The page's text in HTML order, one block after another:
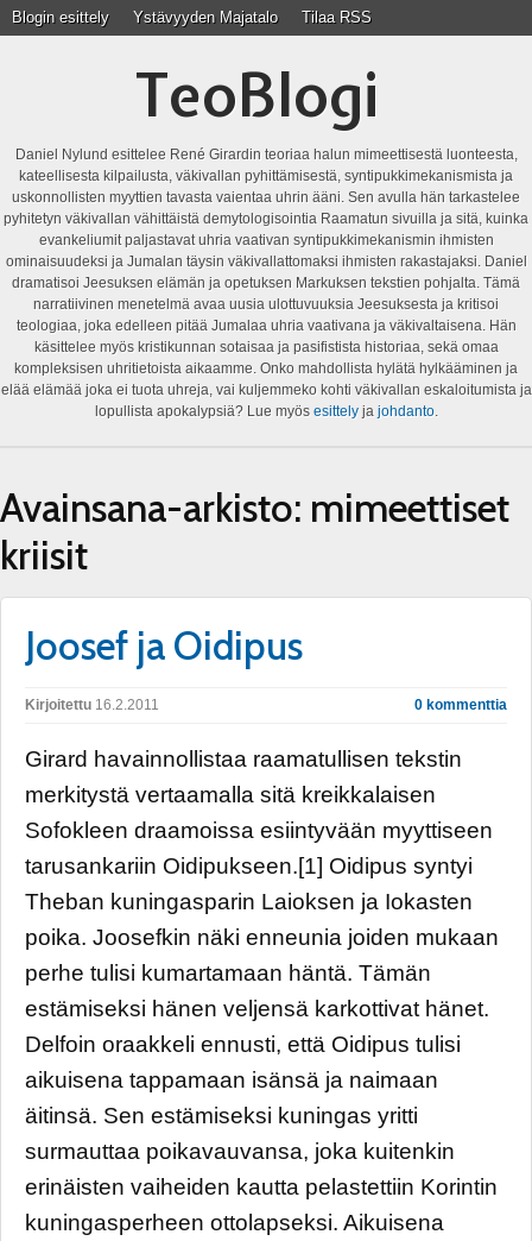
Blogin esittely Ystävyyden Majatalo Tilaa RSS
TeoBlogi
Daniel Nylund esittelee René Girardin teoriaa halun mimeettisestä luonteesta,
kateellisesta kilpailusta, väkivallan pyhittämisestä, syntipukkimekanismista ja
uskonnollisten myyttien tavasta vaientaa uhrin ääni. Sen avulla hän tarkastelee
pyhitetyn väkivallan vähittäistä demytologisointia Raamatun sivuilla ja sitä, kuinka
evankeliumit paljastavat uhria vaativan syntipukkimekanismin ihmisten
ominaisuudeksi ja Jumalan täysin väkivallattomaksi ihmisten rakastajaksi. Daniel
dramatisoi Jeesuksen elämän ja opetuksen Markuksen tekstien pohjalta. Tämä
narratiivinen menetelmä avaa uusia ulottuvuuksia Jeesuksesta ja kritisoi
teologiaa, joka edelleen pitää Jumalaa uhria vaativana ja väkivaltaisena. Hän
käsittelee myös kristikunnan sotaisaa ja pasifistista historiaa, sekä omaa
kompleksisen uhritietoista aikaamme. Onko mahdollista hylätä hylkääminen ja
elää elämää joka ei tuota uhreja, vai kuljemmeko kohti väkivallan eskaloitumista ja
lopullista apokalypsiä? Lue myös esittelyja johdanto.
Avainsana-arkisto: mimeettiset
kriisit
Joosef ja Oidipus
Kirjoitettu 16.2.2011 0 kommenttia
Girard havainnollistaa raamatullisen tekstin
merkitystä vertaamalla sitä kreikkalaisen
Sofokleen draamoissa esiintyvään myyttiseen
tarusankariin Oidipukseen.[1] Oidipus syntyi
Theban kuningasparin Laioksen ja Iokasten
poika. Joosefkin näki enneunia joiden mukaan
perhe tulisi kumartamaan häntä. Tämän
estämiseksi hänen veljensä karkottivat hänet.
Delfoin oraakkeli ennusti, että Oidipus tulisi
aikuisena tappamaan isänsä ja naimaan
äitinsä. Sen estämiseksi kuningas yritti
surmauttaa poikavauvansa, joka kuitenkin
erinäisten vaiheiden kautta pelastettiin Korintin
kuningasperheen ottolapseksi. Aikuisena